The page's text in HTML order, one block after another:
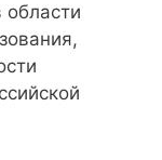
области